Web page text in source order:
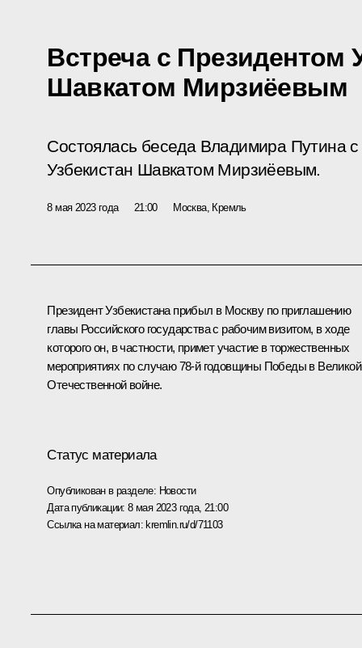
Встреча с Президентом
Шавкатом Мирзиёевым
Состоялась беседа Владимира Путина
Узбекистан Шавкатом Мирзиёевым.
8 мая 2023 года 21:00 Москва, Кремль
Президент Узбекистана прибыл в Москву по приглашению
главы Российского государства с рабочим визитом, в ходе
которого он, в частности, примет участие в торжественных
мероприятиях по случаю 78-й годовщины Победы в Великой
Отечественной войне.
Статус материала
Опубликован в разделе: Новости
Дата публикации:8 мая 2023 года, 21:00
Ссылка на материал: kremlin.ru/d/71103